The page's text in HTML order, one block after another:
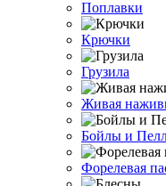
Поплавки
Крючки
Грузила
Живая
Бойлы и
Форелевая